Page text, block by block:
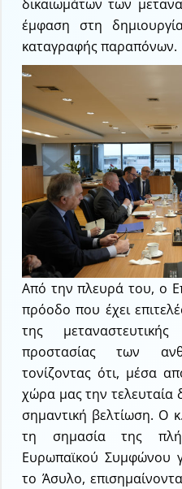
δικαιωμάτων των
έμφαση στη
καταγραφής παραπόνων.
Από την πλευρά του, ο
πρόοδο που έχει
της
προστασίας των
τονίζοντας ότι, μέσα
χώρα μας την τελευταία
σημαντική βελτίωση. Ο
τη σημασία της
Ευρωπαϊκού Συμφώνου
το Άσυλο,